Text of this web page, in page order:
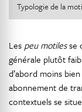
Typologie de la
Les peu motilesse
générale plutôt
d’abord moins
abonnement de
contextuels se